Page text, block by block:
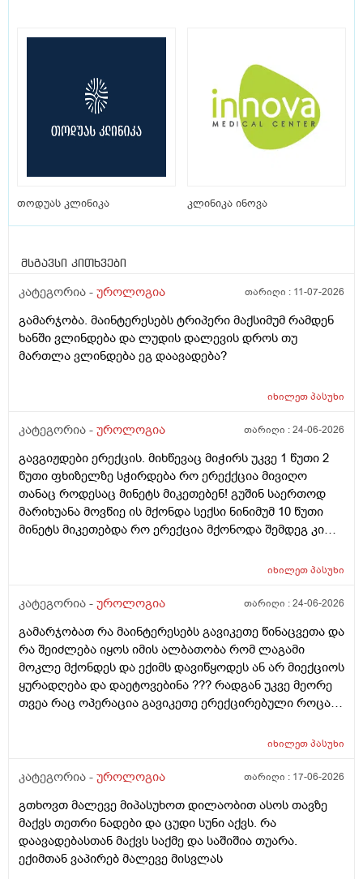
თოდუას კლინიკა კლინიკა ინოვა
მსგავსი კითხვები
კატეგორია - უროლოგია თარიღი : 11-07-2026
გამარჯობა. მაინტერესებს ტრიპერი მაქსიმუმ რამდენ
ხანში ვლინდება და ლუდის დალევის დროს თუ
მართლა ვლინდება ეგ დაავადება?
იხილეთპასუხი
კატეგორია - უროლოგია თარიღი :24-06-2026
გავგიჟდები ერექცის. მიხწევაც მიჭირს უკვე 1 წუთი 2
წუთი ფხიზელზე სჭირდება რო ერექქცია მივიღო
თანაც როდესაც მინეტს მიკეთებენ! გუშინ საერთოდ
მარიხუანა მოვწიე ის მქონდა სექსი ნინიმუმ 10 წუთი
მინეტს მიკეთებდა რო ერექცია მქონოდა შემდეგ კი
ერექცია მაგრამ გავგიჟდი დავისტრესე რავქნა
იხილეთპასუხი
კატეგორია - უროლოგია თარიღი :24-06-2026
გამარჯობათ რა მაინტერესებს გავიკეთე წინაცვეთა და
რა შეიძლება იყოს იმის ალბათობა რომ ლაგამი
მოკლე მქონდეს და ექიმს დავიწყოდეს ან არ მიექციოს
ყურადღება და დაეტოვებინა ??? რადგან უკვე მეორე
თვეა რაც ოპერაცია გავიკეთე ერექცირებული როცა
ასევე არაერექციულ დროსაც სადღაც ეგრე 1
ერექცირებულის დროს უბრალოდ მერე გარშემოც
იქაჩება ხოლმე და ცოტა დაჭიმვასაც ვგრძნობსავით
ლაგამის არეში
იხილეთპასუხი
კატეგორია - უროლოგია თარიღი : 17-06-2026
გთხოვთ მალევე მიპასუხოთ დილაობით ასოს თავზე
მაქვს თეთრი ნადები და ცუდი სუნი აქვს. რა
დაავადებასთან მაქვს საქმე და საშიშია თუარა.
ექიმთან ვაპირებ მალევე მისვლას